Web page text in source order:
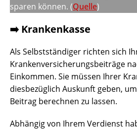
sparen können. (Quelle)
➡️ Krankenkasse
Als Selbstständiger richten sich
Krankenversicherungsbeiträge
Einkommen. Sie müssen Ihrer
diesbezüglich Auskunft geben,
Beitrag berechnen zu lassen.
Abhängig von Ihrem Verdienst